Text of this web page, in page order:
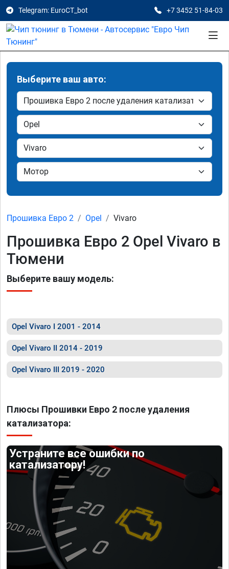
Telegram: EuroCT_bot +7 3452 51-84-03
Выберите ваш авто:
Прошивка Евро 2 Opel Vivaro
Прошивка Евро 2 Opel Vivaro в
Тюмени
Выберите вашу модель:
Opel Vivaro I 2001 - 2014
Opel Vivaro II 2014 - 2019
Opel Vivaro III 2019 - 2020
Плюсы Прошивки Евро 2 после удаления
катализатора:
Устраните все ошибки по
катализатору!